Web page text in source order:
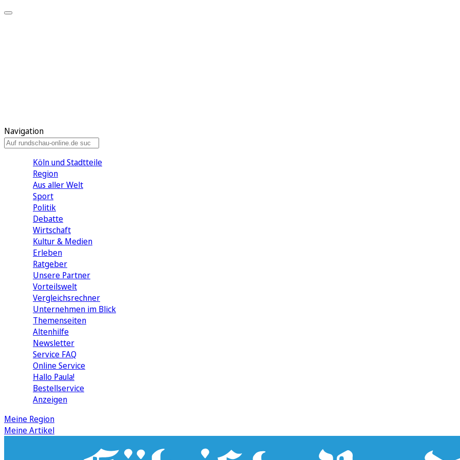
Navigation
Köln und Stadtteile
Region
Aus aller Welt
Sport
Politik
Debatte
Wirtschaft
Kultur & Medien
Erleben
Ratgeber
Unsere Partner
Vorteilswelt
Vergleichsrechner
Unternehmen im Blick
Themenseiten
Altenhilfe
Newsletter
Service FAQ
Online Service
Hallo Paula!
Bestellservice
Anzeigen
Meine Region
Meine Artikel